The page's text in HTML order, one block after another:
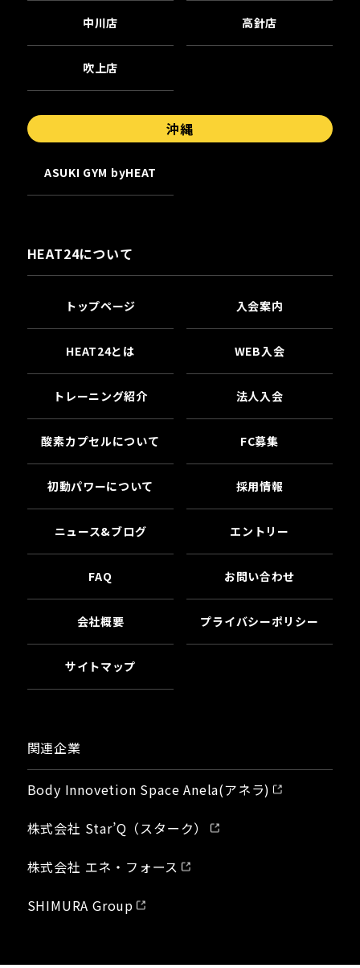
中川店 高針店
吹上店
沖縄
ASUKI GYM byHEAT
HEAT24について
トップページ 入会案内
HEAT24とは WEB入会
トレーニング紹介 法人入会
酸素カプセルについて FC募集
初動パワーについて 採用情報
ニュース&ブログ エントリー
FAQ お問い合わせ
会社概要 プライバシーポリシー
サイトマップ
関連企業
Body Innovetion Space Anela(アネラ)
株式会社 Star’Q（スターク）
株式会社 エネ・フォース
SHIMURA Group